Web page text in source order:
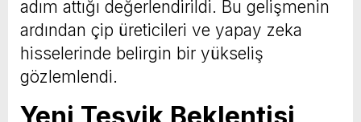
adım attığı değerlendirildi. Bu gelişmenin
ardından çip üreticileri ve yapay zeka
hisselerinde belirgin bir yükseliş
gözlemlendi.